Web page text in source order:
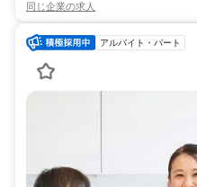
同じ企業の求人
アルバイト・パート